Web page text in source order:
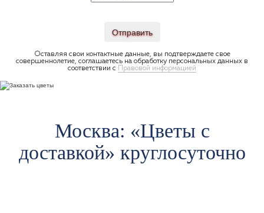
Отправить
Оставляя свои контактные данные, вы подтверждаете свое
совершеннолетие, соглашаетесь на обработку персональных данных в
соответствии с
Правовой информацией
Москва: «Цветы c
доставкой» круглосуточно